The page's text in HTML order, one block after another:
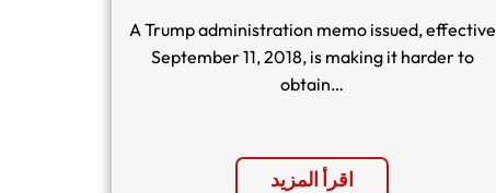
A Trump administration memo issued, effective
September 11, 2018, is making it harder to
obtain…
اقرأ المزيد